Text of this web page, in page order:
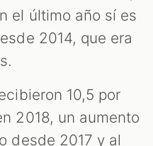
el último año sí es
2014, que era
10,5 por
2018, un aumento
desde 2017 y al